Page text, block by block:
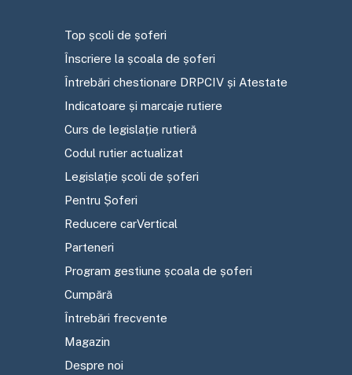
Top școli de șoferi
Înscriere la școala de șoferi
Întrebări chestionare DRPCIV și Atestate
Indicatoare și marcaje rutiere
Curs de legislație rutieră
Codul rutier actualizat
Legislație școli de șoferi
Pentru Șoferi
Reducere carVertical
Parteneri
Program gestiune școala de șoferi
Cumpără
Întrebări frecvente
Magazin
Despre noi